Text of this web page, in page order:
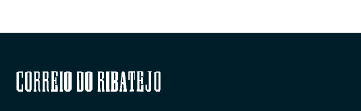
Correio do Ribatejo